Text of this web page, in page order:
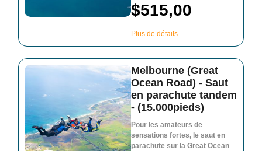
$515,00
Plus de détails
Melbourne (Great
Ocean Road) - Saut
en parachute tandem
- (15.000pieds)
Pour les amateurs de
sensations fortes, le saut en
parachute sur la Great Ocean